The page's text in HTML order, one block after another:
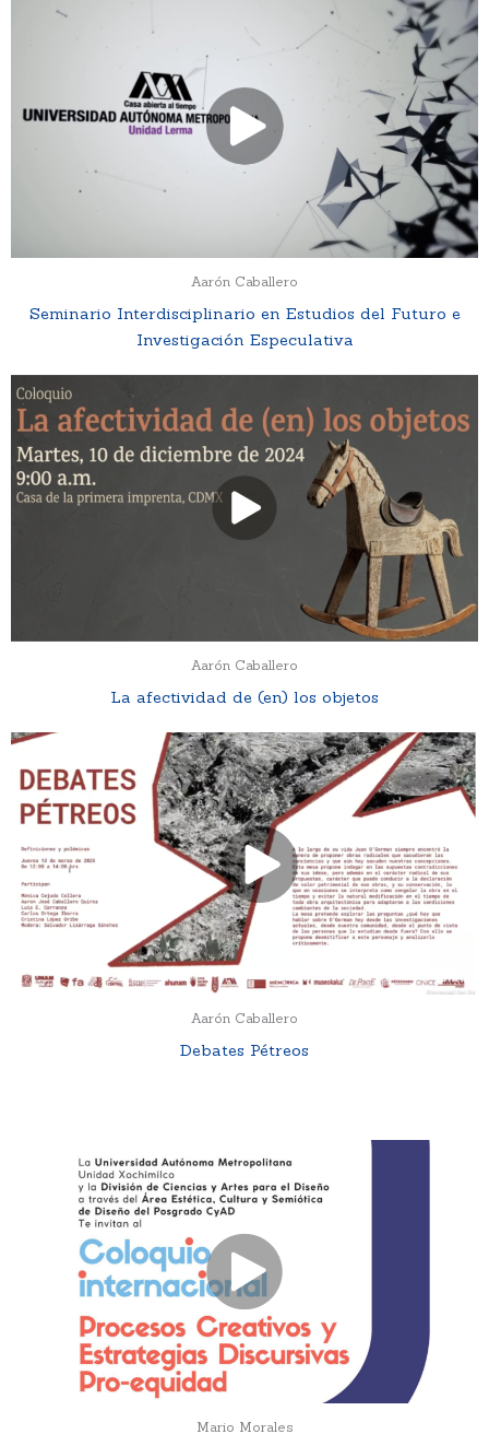
Aarón Caballero
Seminario Interdisciplinario en Estudios del Futuro e
Investigación Especulativa
Aarón Caballero
La afectividad de (en) los objetos
Aarón Caballero
Debates Pétreos
Mario Morales